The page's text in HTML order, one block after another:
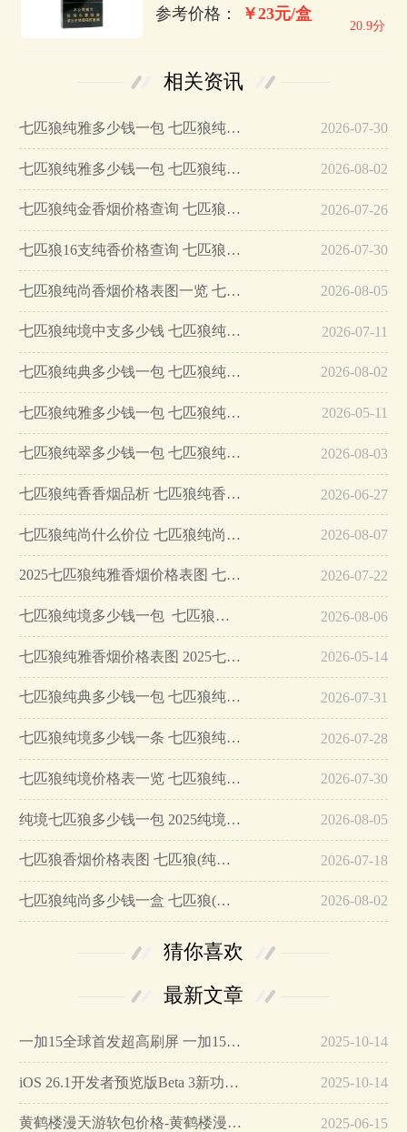
参考价格：
￥23元/盒
20.9分
相关资讯
七匹狼纯雅多少钱一包 七匹狼纯雅怎么样… 2026-07-30
七匹狼纯雅多少钱一包 七匹狼纯雅好抽吗… 2026-08-02
七匹狼纯金香烟价格查询 七匹狼纯金多少钱一盒… 2026-07-26
七匹狼16支纯香价格查询 七匹狼16支纯香怎样… 2026-07-30
七匹狼纯尚香烟价格表图一览 七匹狼纯尚怎么样… 2026-08-05
七匹狼纯境中支多少钱 七匹狼纯境中支怎么样… 2026-07-11
七匹狼纯典多少钱一包 七匹狼纯典香烟价格表图… 2026-08-02
七匹狼纯雅多少钱一包 七匹狼纯雅香烟价格表图… 2026-05-11
七匹狼纯翠多少钱一包 七匹狼纯翠香烟价格表图… 2026-08-03
七匹狼纯香香烟品析 七匹狼纯香价格表参数一览2025… 2026-06-27
七匹狼纯尚什么价位 七匹狼纯尚价格查询一览… 2026-08-07
2025七匹狼纯雅香烟价格表图 七匹狼纯雅多少钱… 2026-07-22
七匹狼纯境多少钱一包 七匹狼纯境香烟价格表大全… 2026-08-06
七匹狼纯雅香烟价格表图 2025七匹狼纯雅多少钱一包… 2026-05-14
七匹狼纯典多少钱一包 七匹狼纯典香烟价格表一览… 2026-07-31
七匹狼纯境多少钱一条 七匹狼纯境价格表图… 2026-07-28
七匹狼纯境价格表一览 七匹狼纯境香烟口感品析… 2026-07-30
纯境七匹狼多少钱一包 2025纯境七匹狼价格… 2026-08-05
七匹狼香烟价格表图 七匹狼(纯典)5mg价格22元/包… 2026-07-18
七匹狼纯尚多少钱一盒 七匹狼(纯尚)香烟价格表图… 2026-08-02
猜你喜欢
最新文章
一加15全球首发超高刷屏 一加15参数详细配置… 2025-10-14
iOS 26.1开发者预览版Beta 3新功能详解… 2025-10-14
黄鹤楼漫天游软包价格-黄鹤楼漫天游软包多少钱一盒… 2025-06-15